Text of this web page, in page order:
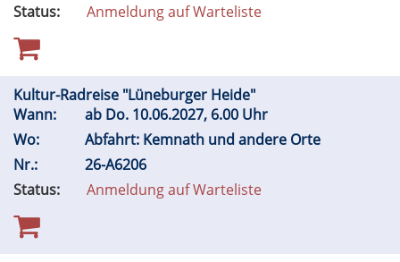
Status:
Anmeldung auf Warteliste
Kultur-Radreise "Lüneburger Heide"
Wann:
ab Do. 10.06.2027, 6.00 Uhr
Wo:
Abfahrt: Kemnath und andere Orte
Nr.:
26-A6206
Status:
Anmeldung auf Warteliste